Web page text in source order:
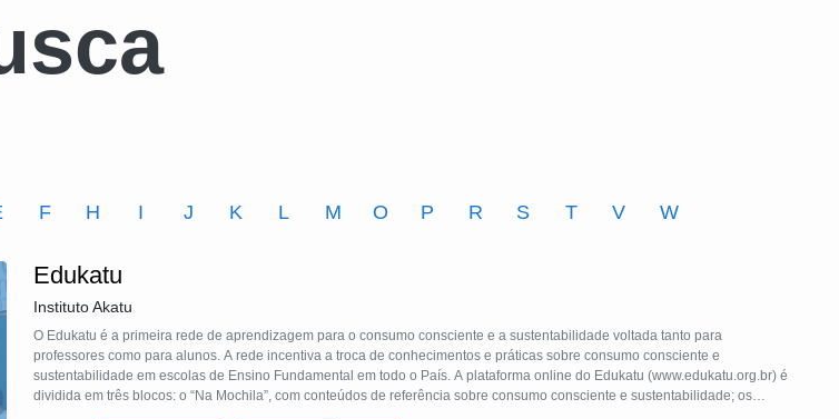
F H I J K L M O P R S T V W
Edukatu
Instituto Akatu
O Edukatu é a primeira rede de aprendizagem para o consumo consciente e a sustentabilidade voltada tanto para
professores como para alunos. A rede incentiva a troca de conhecimentos e práticas sobre consumo consciente e
sustentabilidade em escolas de Ensino Fundamental em todo o País. A plataforma online do Edukatu (www.edukatu.org.br) é
dividida em três blocos: o “Na Mochila”, com conteúdos de referência sobre consumo consciente e sustentabilidade; os